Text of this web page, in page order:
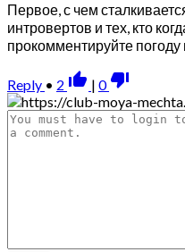
Первое, с чем
интровертов и тех, кто
прокомментируйте
Reply • 2 thumb_up_alt | 0 thumb_down_alt